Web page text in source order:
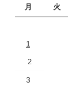
月
火
1
2
3